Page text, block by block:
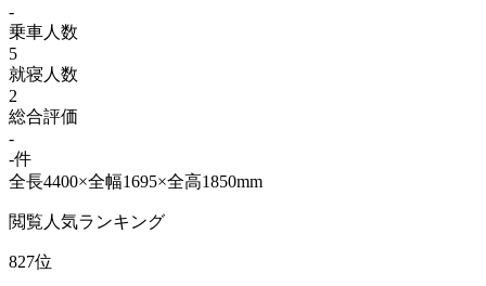
-
乗車人数
5
就寝人数
2
総合評価
-
-件
全長4400×全幅1695×全高1850mm
閲覧人気ランキング
827位